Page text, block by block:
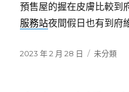
預售屋的握在皮膚比較到
服務站夜間假日也有到府
發
2023 年 2 月 28 日
分
未分類